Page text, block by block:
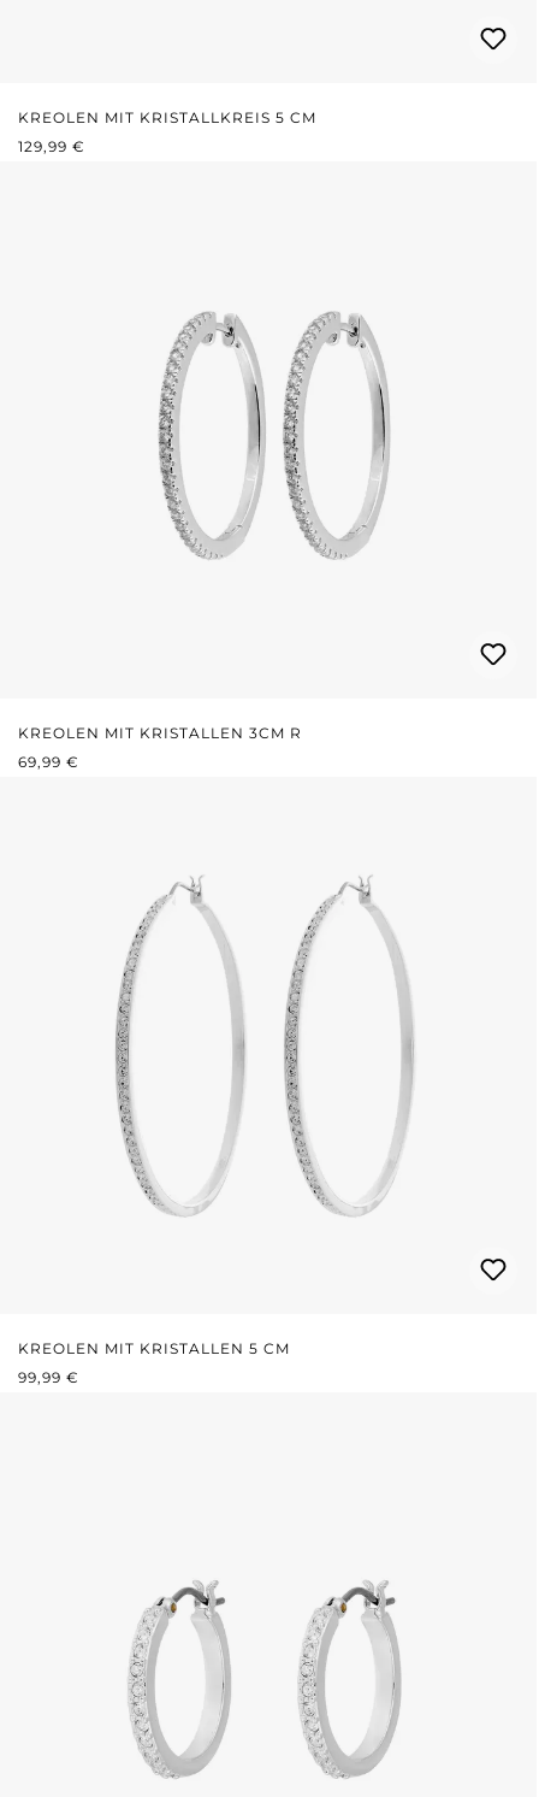
KREOLEN MIT KRISTALLKREIS 5 CM
REGULÄRER PREIS:
129,99 €
KREOLEN MIT KRISTALLEN 3CM R
REGULÄRER PREIS:
69,99 €
KREOLEN MIT KRISTALLEN 5 CM
REGULÄRER PREIS:
99,99 €